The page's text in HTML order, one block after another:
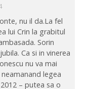
nu il da.La fel
lui Crin la grabitul
Sorin
Ca si in vinerea
nu va mai
legea
– putea sa o